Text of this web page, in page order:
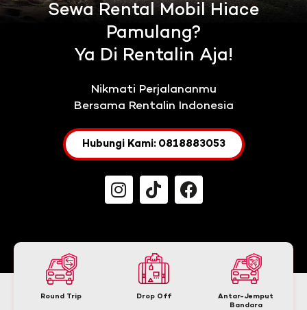
Sewa Rental Mobil Hiace
Pamulang?
Ya Di Rentalin Aja!
Nikmati Perjalananmu
Bersama Rentalin Indonesia
Hubungi Kami: 0818883053
Round Trip Drop Off
Antar-Jemput
Bandara